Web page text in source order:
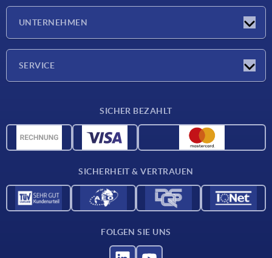
UNTERNEHMEN
SERVICE
CAD-Daten
SICHER BEZAHLT
SICHERHEIT & VERTRAUEN
FOLGEN SIE UNS